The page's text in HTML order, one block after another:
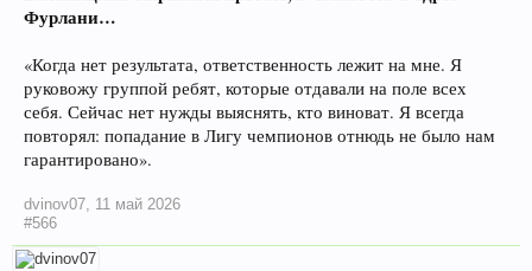
Фурлани…
«Когда нет результата, ответственность лежит на мне. Я
руковожу группой ребят, которые отдавали на поле всех
себя. Сейчас нет нужды выяснять, кто виноват. Я всегда
повторял: попадание в Лигу чемпионов отнюдь не было нам
гарантировано».
dvinov07, 11 май 2026
#566